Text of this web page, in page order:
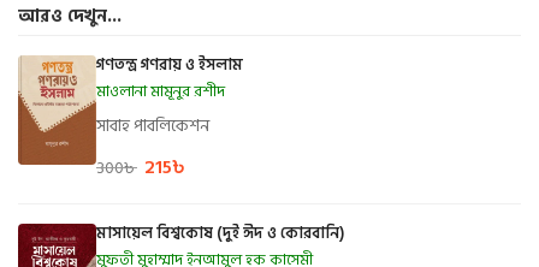
আরও দেখুন...
গণতন্ত্র গণরায় ও ইসলাম
মাওলানা মামূনুর রশীদ
সাবাহ পাবলিকেশন
300৳ 215৳
মাসায়েল বিশ্বকোষ (দুই ঈদ ও কোরবানি)
মুফতী মুহাম্মাদ ইনআমুল হক কাসেমী